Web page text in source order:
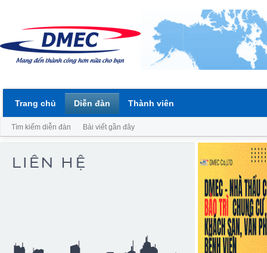
Trang chủ Diễn đàn
Tìm kiếm diễn đàn Bài viết gần đây
Thành viên